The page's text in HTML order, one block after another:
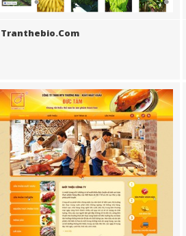
Tranthebio.com